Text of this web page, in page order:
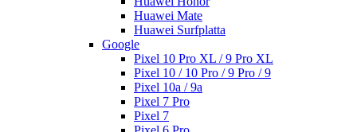
Huawei Mate
Huawei Surfplatta
Google
Pixel 10 Pro XL / 9 Pro XL
Pixel 10 / 10 Pro / 9 Pro / 9
Pixel 10a / 9a
Pixel 7 Pro
Pixel 7